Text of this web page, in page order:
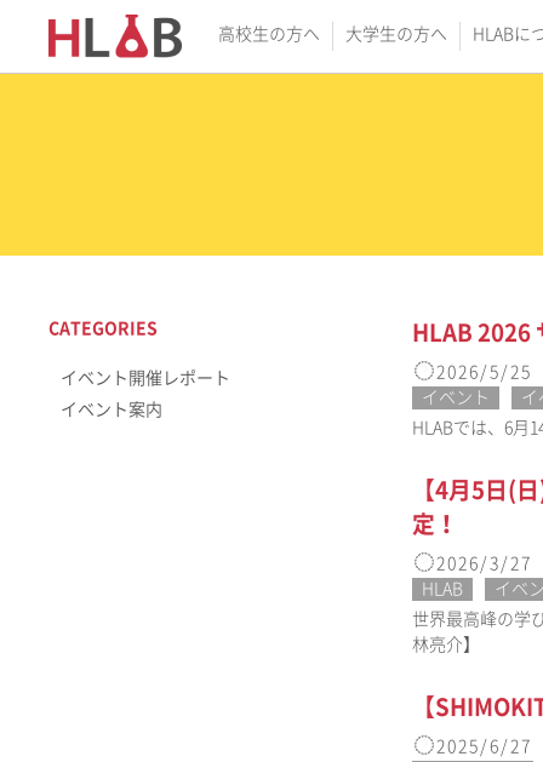
高校生の方へ 大学生の方へ HLABに
HLAB 2026
2026/5/25
イベント
イ
HLABでは、6月
【4月5日(
定！
2026/3/27
HLAB
イベ
世界最高峰の学
林亮介】
【
2025/6/27
CATEGORIES
イベント開催レポート
イベント案内